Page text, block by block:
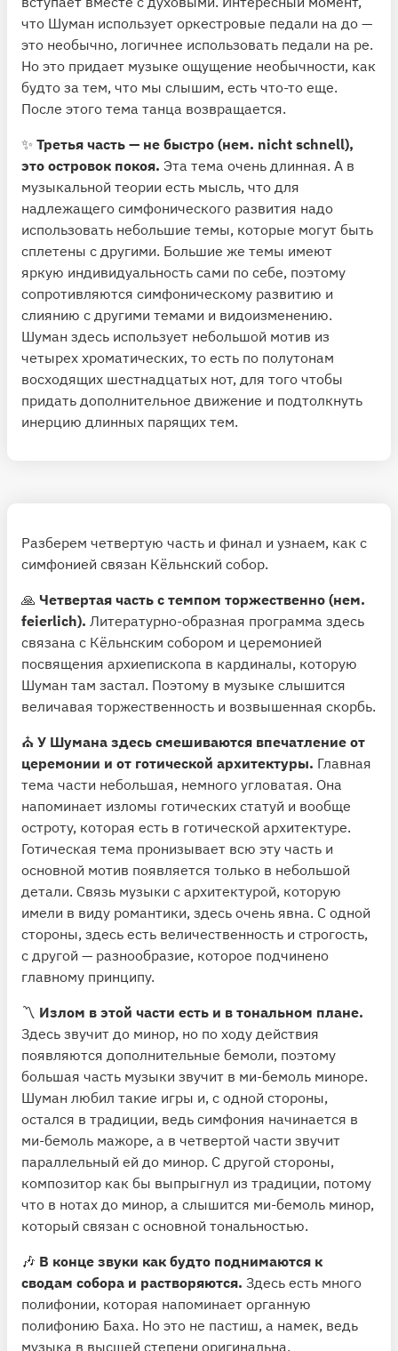
что Шуман использует оркестровые педали на до —
это необычно, логичнее использовать педали на ре.
Но это придает музыке ощущение необычности, как
будто за тем, что мы слышим, есть что-то еще.
После этого тема танца возвращается.
✨ Третья часть — не быстро (нем. nicht schnell),
это островок покоя. Эта тема очень длинная. А в
музыкальной теории есть мысль, что для
надлежащего симфонического развития надо
использовать небольшие темы, которые могут быть
сплетены с другими. Большие же темы имеют
яркую индивидуальность сами по себе, поэтому
сопротивляются симфоническому развитию и
слиянию с другими темами и видоизменению.
Шуман здесь использует небольшой мотив из
четырех хроматических, то есть по полутонам
восходящих шестнадцатых нот, для того чтобы
придать дополнительное движение и подтолкнуть
инерцию длинных парящих тем.
Разберем четвертую часть и финал и узнаем, как с
симфонией связан Кёльнский собор.
🙏 Четвертая часть с темпом торжественно (нем.
feierlich). Литературно-образная программа здесь
связана с Кёльнским собором и церемонией
посвящения архиепископа в кардиналы, которую
Шуман там застал. Поэтому в музыке слышится
величавая торжественность и возвышенная скорбь.
⛪️ У Шумана здесь смешиваются впечатление от
церемонии и от готической архитектуры. Главная
тема части небольшая, немного угловатая. Она
напоминает изломы готических статуй и вообще
остроту, которая есть в готической архитектуре.
Готическая тема пронизывает всю эту часть и
основной мотив появляется только в небольшой
детали. Связь музыки с архитектурой, которую
имели в виду романтики, здесь очень явна. С одной
стороны, здесь есть величественность и строгость,
с другой — разнообразие, которое подчинено
главному принципу.
〽️ Излом в этой части есть и в тональном плане.
Здесь звучит до минор, но по ходу действия
появляются дополнительные бемоли, поэтому
большая часть музыки звучит в ми-бемоль миноре.
Шуман любил такие игры и, с одной стороны,
остался в традиции, ведь симфония начинается в
ми-бемоль мажоре, а в четвертой части звучит
параллельный ей до минор. С другой стороны,
композитор как бы выпрыгнул из традиции, потому
что в нотах до минор, а слышится ми-бемоль минор,
который связан с основной тональностью.
🎶 В конце звуки как будто поднимаются к
сводам собора и растворяются. Здесь есть много
полифонии, которая напоминает органную
полифонию Баха. Но это не пастиш, а намек, ведь
музыка в высшей степени оригинальна.